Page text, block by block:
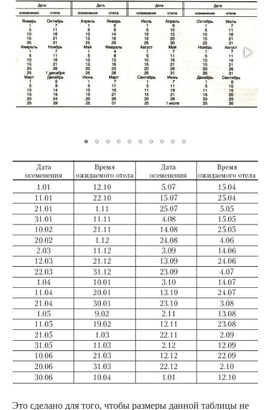
Это сделано для того, чтобы размеры данной таблицы не